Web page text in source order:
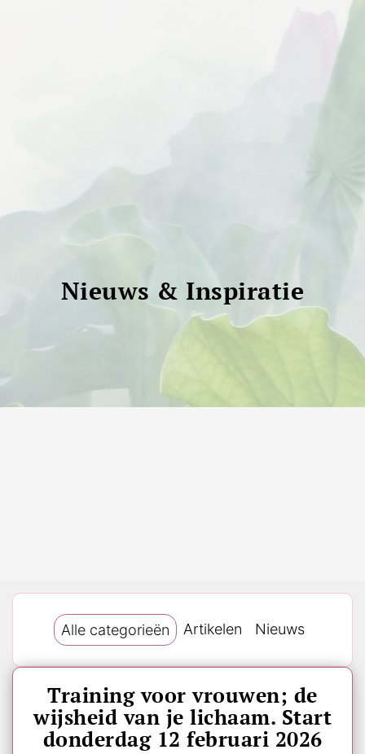
Nieuws & Inspiratie
Artikelen Nieuws
Alle categorieën
Training voor vrouwen; de
wijsheid van je lichaam. Start
donderdag 12 februari 2026